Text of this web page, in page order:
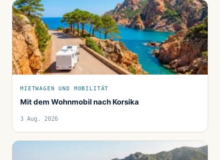
MIETWAGEN UND MOBILITÄT
Mit dem Wohnmobil nach Korsika
3 Aug. 2026